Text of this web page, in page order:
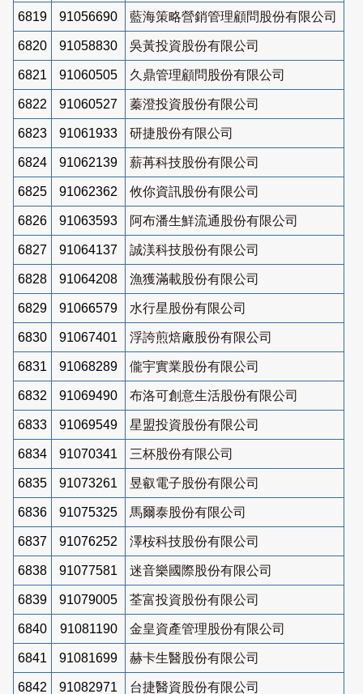
6819 91056690 藍海策略營銷管理顧問股份有限公司
6820 91058830 吳黃投資股份有限公司
6821 91060505 久鼎管理顧問股份有限公司
6822 91060527 蓁澄投資股份有限公司
6823 91061933 研捷股份有限公司
6824 91062139 薪苒科技股份有限公司
6825 91062362 攸你資訊股份有限公司
6826 91063593 阿布潘生鮮流通股份有限公司
6827 91064137 誠渼科技股份有限公司
6828 91064208 漁獲滿載股份有限公司
6829 91066579 水行星股份有限公司
6830 91067401 浮誇煎焙廠股份有限公司
6831 91068289 儱宇實業股份有限公司
6832 91069490 布洛可創意生活股份有限公司
6833 91069549 星盟投資股份有限公司
6834 91070341 三杯股份有限公司
6835 91073261 昱叡電子股份有限公司
6836 91075325 馬爾泰股份有限公司
6837 91076252 澤桉科技股份有限公司
6838 91077581 迷音樂國際股份有限公司
6839 91079005 荃富投資股份有限公司
6840 91081190 金皇資產管理股份有限公司
6841 91081699 赫卡生醫股份有限公司
6842 91082971 台捷醫資股份有限公司